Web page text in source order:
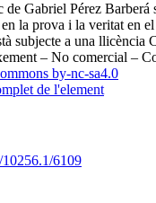
de Gabriel Pérez Barberá
la prova i la veritat en el
subjecte a una llicència
– No comercial –
de l'element
6109